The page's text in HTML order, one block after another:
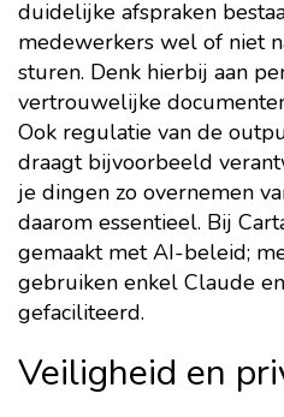
duidelijke afspraken
medewerkers wel of niet
sturen. Denk hierbij aan
vertrouwelijke
Ook regulatie van de
draagt bijvoorbeeld
je dingen zo overnemen
daarom essentieel. Bij
gemaakt met AI-beleid;
gebruiken enkel Claude
gefaciliteerd.
Veiligheid en